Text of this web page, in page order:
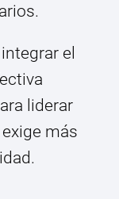
el
liderar
más